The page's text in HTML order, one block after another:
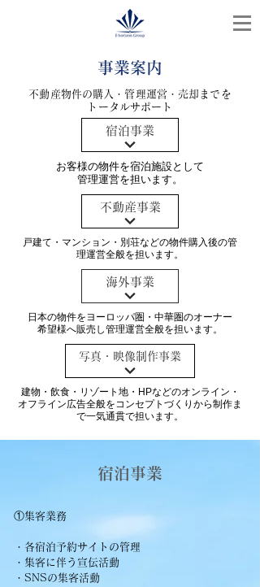
​事業案内
不動産物件の購入・管理運営・売却までを
トータルサポート
宿泊事業
お客様の物件を宿泊施設として
管理運営を担います。
不動産事業
戸建て・マンション・別荘などの物件購入後の管
理運営全般を担います。
海外事業
日本の物件をヨーロッパ圏・中華圏のオーナー
希望様へ販売し管理運営全般を担います。
写真・映像制作事業
建物・飲食・リゾート地・HPなどのオンライン・
オフライン広告全般をコンセプトづくりから制作ま
で一気通貫で担います。
​宿泊事業
①集客業務
・各宿泊予約サイトの管理
・集客に伴う宣伝活動
・SNSの集客活動